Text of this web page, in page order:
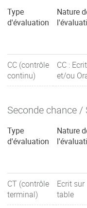
Type
d'évaluation
Nature
CC (contrôle
continu)
CC : Ecrit
et/ou
Seconde chance
Type
d'évaluation
Nature
CT (contrôle
terminal)
Ecrit sur
table